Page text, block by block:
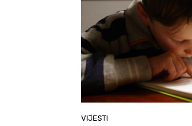
VIJESTI